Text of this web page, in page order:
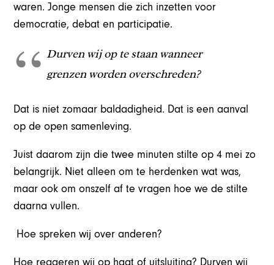
waren. Jonge mensen die zich inzetten voor
democratie, debat en participatie.
Durven wij op te staan wanneer
grenzen worden overschreden?
Dat is niet zomaar baldadigheid. Dat is een aanval
op de open samenleving.
Juist daarom zijn die twee minuten stilte op 4 mei zo
belangrijk. Niet alleen om te herdenken wat was,
maar ook om onszelf af te vragen hoe we de stilte
daarna vullen.
Hoe spreken wij over anderen?
Hoe reageren wij op haat of uitsluiting? Durven wij